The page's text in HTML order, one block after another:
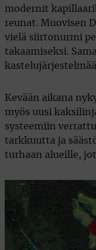
modernit
reunat. Muovisen
vielä siirtonurmi
takaamiseksi.
Kevään aikana
myös uusi
systeemiin
tarkkuutta ja
turhaan alueille,